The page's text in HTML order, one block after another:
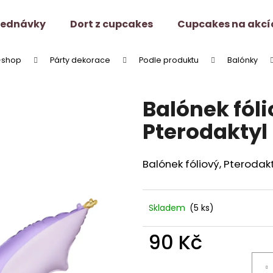
Dort z cupcakes Cupcakes na
shop Párty dekorace Podle produktu Balónky
Balónek
Pterodaktyl
Balónek fóliový,
Skladem (5 ks)
90 Kč
Co potřebujete najít?
HLEDAT